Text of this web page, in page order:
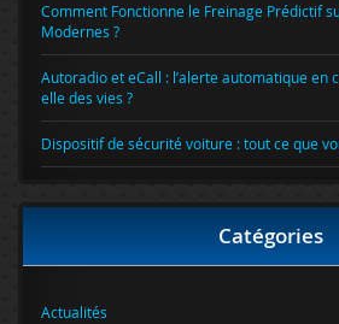
Comment Fonctionne le Freinage Prédictif
Modernes ?
Autoradio et eCall : l’alerte automatique en
elle des vies ?
Dispositif de sécurité voiture : tout ce que
Catégories
Actualités